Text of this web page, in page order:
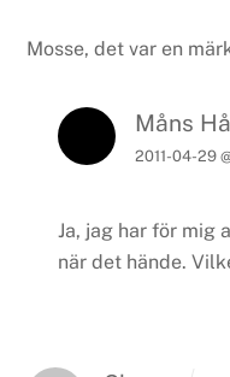
Mosse, det var en
Måns
2011-04-29
Ja, jag har för mig
när det hände.